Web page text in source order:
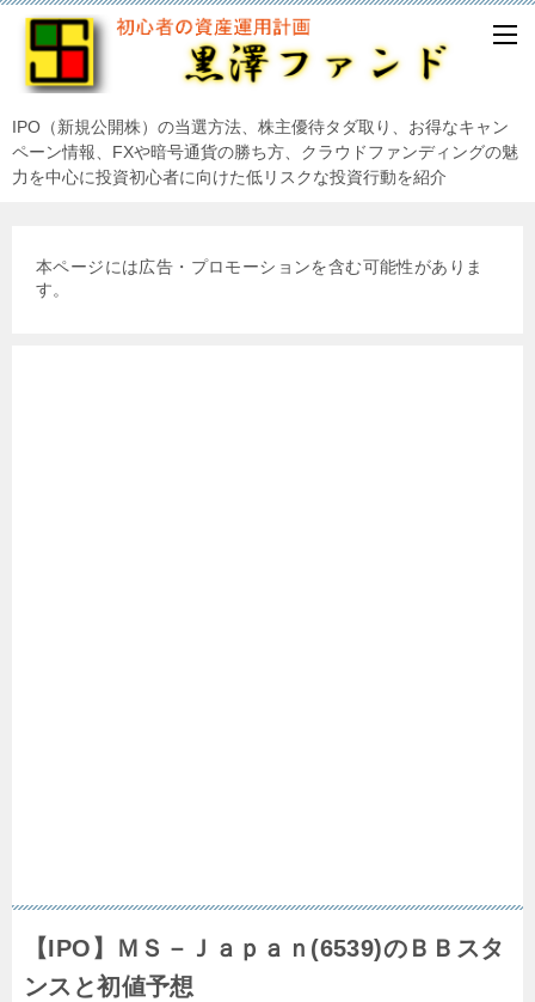
IPO（新規公開株）の当選方法、株主優待タダ取り、お得なキャン
ペーン情報、FXや暗号通貨の勝ち方、クラウドファンディングの魅
力を中心に投資初心者に向けた低リスクな投資行動を紹介
本ページには広告・プロモーションを含む可能性がありま
す。
【IPO】ＭＳ－Ｊａｐａｎ(6539)のＢＢスタ
ンスと初値予想